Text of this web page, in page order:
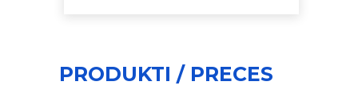
PRODUKTI / PRECES